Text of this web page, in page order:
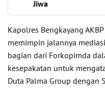
Jiwa
Kapolres Bengkayang
memimpin jalannya
bagian dari Forkopimda
kesepakatan untuk
Duta Palma Group dengan